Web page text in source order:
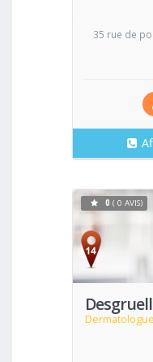
35 rue de
Dermatologue
0 ( 0 AVIS)